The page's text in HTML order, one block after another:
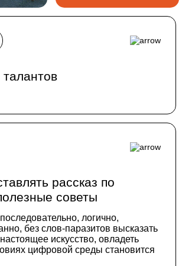
рассказ по
советы
логично,
без слов-паразитов высказать
искусство, овладеть
цифровой среды становится